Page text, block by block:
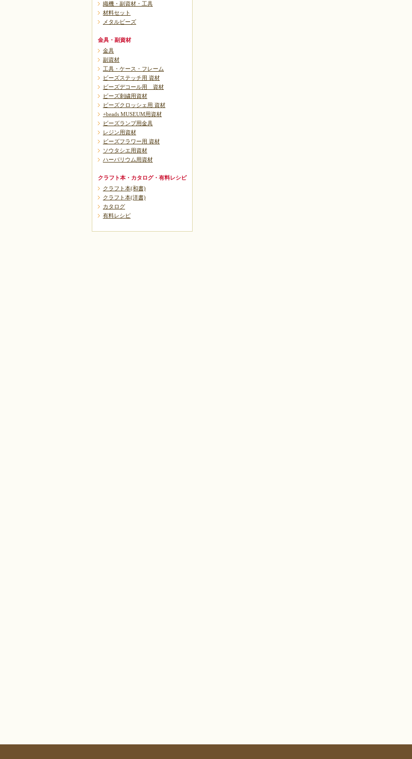
織機・副資材・工具
材料セット
メタルビーズ
金具・副資材
金具
副資材
工具・ケース・フレーム
ビーズステッチ用 資材
ビーズデコール用 資材
ビーズ刺繍用資材
ビーズクロッシェ用 資材
+beads MUSEUM用資材
ビーズランプ用金具
レジン用資材
ビーズフラワー用 資材
ソウタシエ用資材
ハーバリウム用資材
クラフト本・カタログ・有料レシピ
クラフト本(和書)
クラフト本(洋書)
カタログ
有料レシピ